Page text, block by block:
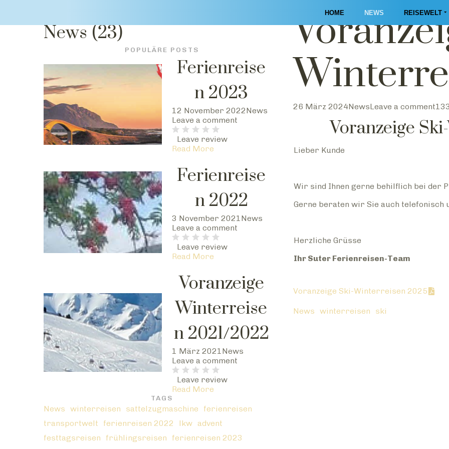
HOME NEWS REISEWELT
News (23)
POPULÄRE POSTS
Ferienreise
n 2023
12 November 2022News
Leave a comment
Leave review
Read More
Ferienreise
n 2022
3 November 2021News
Leave a comment
Leave review
Read More
Voranzeige
Winterreise
n 2021/2022
1 März 2021News
Leave a comment
Leave review
Read More
TAGS
News winterreisen sattelzugmaschine
ferienreisen
transportwelt
ferienreisen 2022 lkw advent
festtagsreisen
frühlingsreisen
ferienreisen 2023
26 März 2024NewsLeave a comment
Voranzeige
Lieber Kunde
Wir sind Ihnen gerne behilflich bei der
Gerne beraten wir Sie auch telefonisch
Herzliche Grüsse
Ihr Suter Ferienreisen-Team
Voranzeige Ski-Winterreisen 2025
News winterreisen ski